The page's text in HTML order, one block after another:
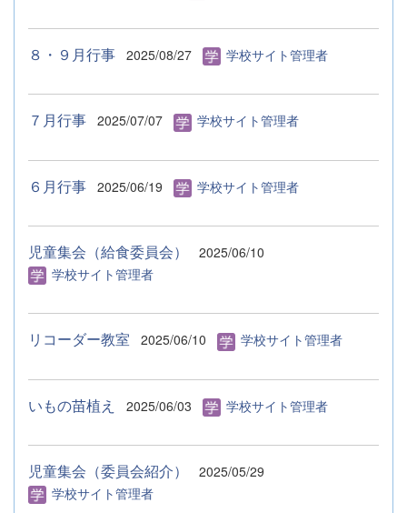
８・９月行事 2025/08/27 学校サイト管理者
７月行事 2025/07/07 学校サイト管理者
６月行事 2025/06/19 学校サイト管理者
児童集会（給食委員会）
2025/06/10
学校サイト管理者
リコーダー教室 2025/06/10 学校サイト管理者
いもの苗植え 2025/06/03 学校サイト管理者
児童集会（委員会紹介）
2025/05/29
学校サイト管理者